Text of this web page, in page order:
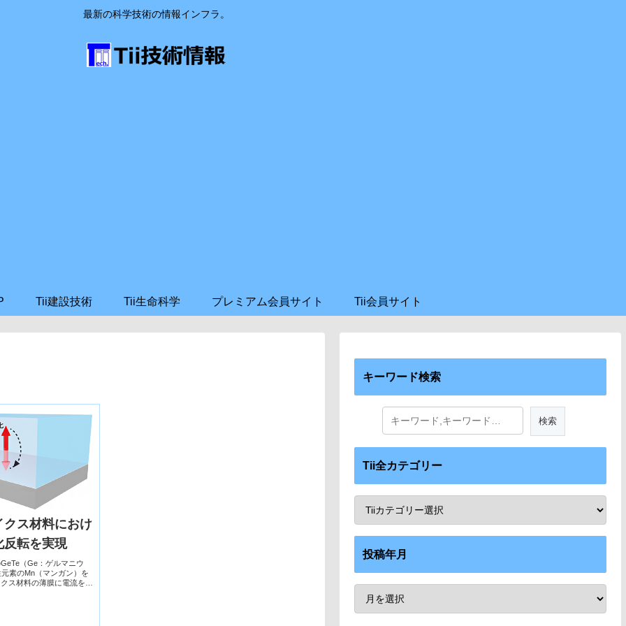
最新の科学技術の情報インフラ。
Tii建設技術 Tii生命科学 プレミアム会員サイト Tii会員サイト
クス材料におけ
反転を実現
（Ge：ゲルマニウ
素のMn（マンガン）を
ス材料の薄膜に電流を流
キーワード検索
Tii全カテゴリー
投稿年月